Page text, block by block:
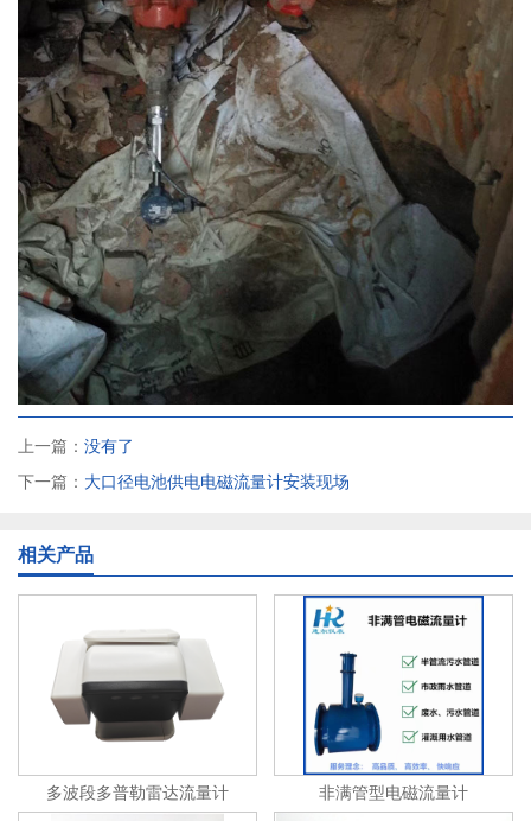
上一篇： 没有了
下一篇： 大口径电池供电电磁流量计安装现场
相关产品
多波段多普勒雷达流量计 非满管型电磁流量计